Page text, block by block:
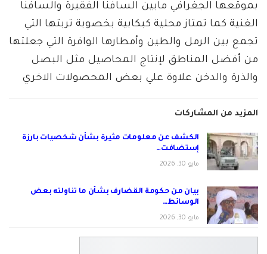
بموقعها الجغرافي مابين السافنا الفقيرة والسافنا
الغنية كما تمتاز محلية كبكابية بخصوبة تربتها التي
تجمع بين الرمل والطين وأمطارها الوافرة التي جعلتها
من أفضل المناطق لإنتاج المحاصيل مثل البصل
والذرة والدخن علاوة علي بعض المحصولات الاخري
المزيد من المشاركات
الكشف عن معلومات مثيرة بشأن شخصيات بارزة
إستضافت…
مايو 30, 2026
بيان من حكومة القضارف بشأن ما تناولته بعض
الوسائط…
مايو 30, 2026